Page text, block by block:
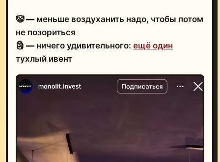
🤡— меньше воздуханить надо, чтобы потом
не позориться
🗿 — ничего удивительного: ещё один
тухлый ивент